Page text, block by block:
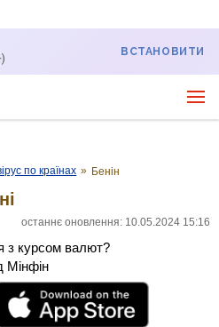
ВСТАНОВИТИ
по країнах » Бенін
останнє оновлення: 10.05.2024 15:16
з курсом валют?
Мінфін